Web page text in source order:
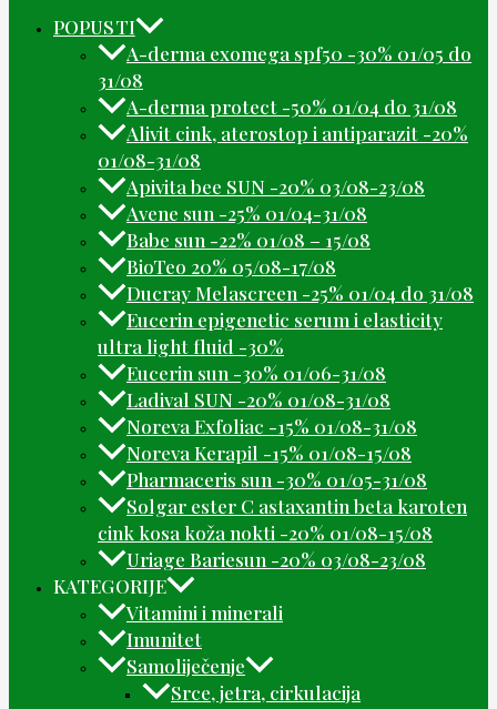
POPUSTI
A-derma exomega spf50 -30% 01/05 do
31/08
A-derma protect -50% 01/04 do 31/08
Alivit cink, aterostop i antiparazit -20%
01/08-31/08
Apivita bee SUN -20% 03/08-23/08
Avene sun -25% 01/04-31/08
Babe sun -22% 01/08 – 15/08
BioTeo 20% 05/08-17/08
Ducray Melascreen -25% 01/04 do 31/08
Eucerin epigenetic serum i elasticity
ultra light fluid -30%
Eucerin sun -30% 01/06-31/08
Ladival SUN -20% 01/08-31/08
Noreva Exfoliac -15% 01/08-31/08
Noreva Kerapil -15% 01/08-15/08
Pharmaceris sun -30% 01/05-31/08
Solgar ester C astaxantin beta karoten
cink kosa koža nokti -20% 01/08-15/08
Uriage Bariesun -20% 03/08-23/08
KATEGORIJE
Vitamini i minerali
Imunitet
Samoliječenje
Srce, jetra, cirkulacija